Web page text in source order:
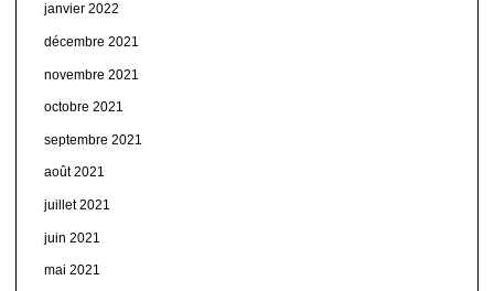
janvier 2022
décembre 2021
novembre 2021
octobre 2021
septembre 2021
août 2021
juillet 2021
juin 2021
mai 2021